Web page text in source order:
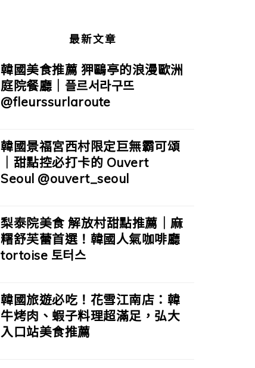
最新文章
韓國美食推薦 狎鷗亭的浪漫歐洲
庭院餐廳｜플르서라구뜨
@fleurssurlaroute
韓國景福宮西村限定巨無霸可頌
｜甜點控必打卡的 Ouvert
Seoul @ouvert_seoul
梨泰院美食 解放村甜點推薦｜麻
糬舒芙蕾首選！韓國人氣咖啡廳
tortoise 토터스
韓國旅遊必吃！花雪江南店：韓
牛烤肉、蝦子料理超滿足，弘大
入口站美食推薦